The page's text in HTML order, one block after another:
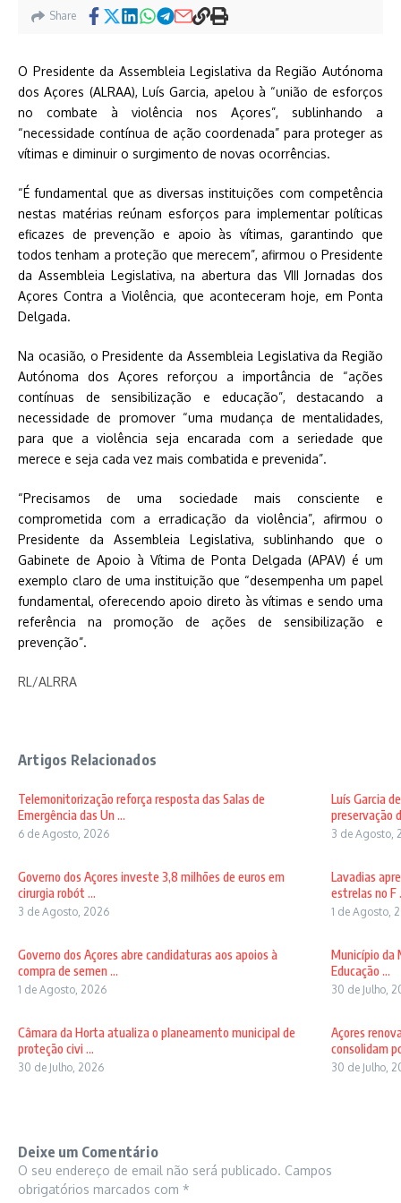
Share
O Presidente da Assembleia Legislativa da Região Autónoma
dos Açores (ALRAA), Luís Garcia, apelou à “união de esforços
no combate à violência nos Açores”, sublinhando a
“necessidade contínua de ação coordenada” para proteger as
vítimas e diminuir o surgimento de novas ocorrências.
“É fundamental que as diversas instituições com competência
nestas matérias reúnam esforços para implementar políticas
eficazes de prevenção e apoio às vítimas, garantindo que
todos tenham a proteção que merecem”, afirmou o Presidente
da Assembleia Legislativa, na abertura das VIII Jornadas dos
Açores Contra a Violência, que aconteceram hoje, em Ponta
Delgada.
Na ocasião, o Presidente da Assembleia Legislativa da Região
Autónoma dos Açores reforçou a importância de “ações
contínuas de sensibilização e educação”, destacando a
necessidade de promover “uma mudança de mentalidades,
para que a violência seja encarada com a seriedade que
merece e seja cada vez mais combatida e prevenida”.
“Precisamos de uma sociedade mais consciente e
comprometida com a erradicação da violência”, afirmou o
Presidente da Assembleia Legislativa, sublinhando que o
Gabinete de Apoio à Vítima de Ponta Delgada (APAV) é um
exemplo claro de uma instituição que “desempenha um papel
fundamental, oferecendo apoio direto às vítimas e sendo uma
referência na promoção de ações de sensibilização e
prevenção”.
RL/ALRRA
Artigos Relacionados
Telemonitorização reforça resposta das Salas de
Emergência das Un ...
6 de Agosto, 2026
Luís Garcia
preservação
3 de Agosto,
Governo dos Açores investe 3,8 milhões de euros em
cirurgia robót ...
3 de Agosto, 2026
Lavadias
estrelas no F
1 de Agosto,
Governo dos Açores abre candidaturas aos apoios à
compra de semen ...
1 de Agosto, 2026
Município da
Educação ...
30 de Julho,
Câmara da Horta atualiza o planeamento municipal de
proteção civi ...
30 de Julho, 2026
Açores
consolidam
30 de Julho,
Deixe um Comentário
O seu endereço de email não será publicado. Campos
obrigatórios marcados com *